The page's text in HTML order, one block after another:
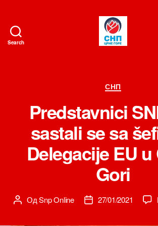
Search
Категорије
СНП
Predstavnici
sastali se sa
Delegacije EU
Gori
Аутор
ОдSnp Online
Датум27/01/2021